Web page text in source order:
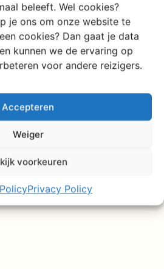
beleeft. Wel cookies?
je ons om onze website te
cookies? Dan gaat je data
kunnen we de ervaring op
voor andere reizigers.
Accepteren
Weiger
voorkeuren
Privacy Policy